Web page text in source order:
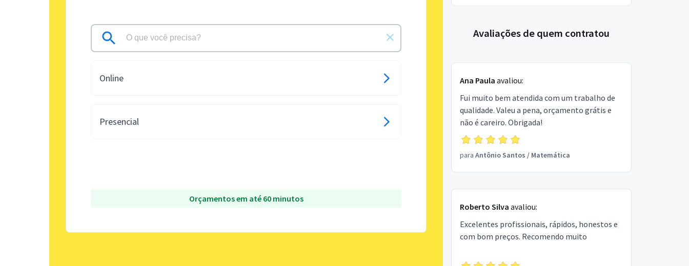
Online
Presencial
Orçamentos em até 60 minutos
Avaliações de quem contratou
Ana Paula avaliou:
Fui muito bem atendida com um trabalho de
qualidade. Valeu a pena, orçamento grátis e
não é careiro. Obrigada!
para Antônio Santos / Matemática
Roberto Silva avaliou:
Excelentes profissionais, rápidos, honestos e
com bom preços. Recomendo muito